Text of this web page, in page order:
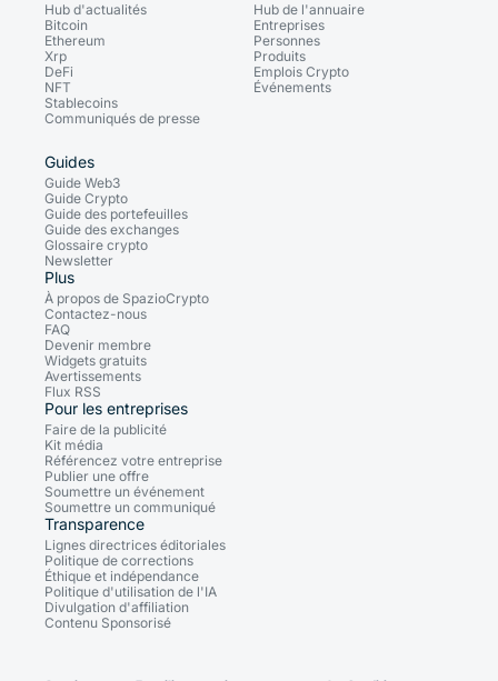
Hub d'actualités
Bitcoin
Ethereum
Xrp
DeFi
NFT
Stablecoins
Communiqués de presse
Hub de l'annuaire
Entreprises
Personnes
Produits
Emplois Crypto
Événements
Guides
Guide Web3
Guide Crypto
Guide des portefeuilles
Guide des exchanges
Glossaire crypto
Newsletter
Plus
À propos de SpazioCrypto
Contactez-nous
FAQ
Devenir membre
Widgets gratuits
Avertissements
Flux RSS
Pour les entreprises
Faire de la publicité
Kit média
Référencez votre entreprise
Publier une offre
Soumettre un événement
Soumettre un communiqué
Transparence
Lignes directrices éditoriales
Politique de corrections
Éthique et indépendance
Politique d'utilisation de l'IA
Divulgation d'affiliation
Contenu Sponsorisé